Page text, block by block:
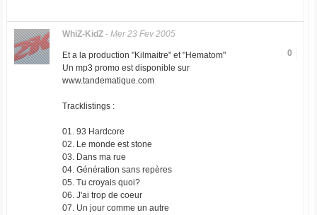
WhiZ-KidZ- Mer 23 Fev 2005
0
Et a la production "Kilmaitre" et "Hematom"
Un mp3 promo est disponible sur
www.tandematique.com
Tracklistings :
01. 93 Hardcore
02. Le monde est stone
03. Dans ma rue
04. Génération sans repères
05. Tu croyais quoi?
06. J'ai trop de coeur
07. Un jour comme un autre